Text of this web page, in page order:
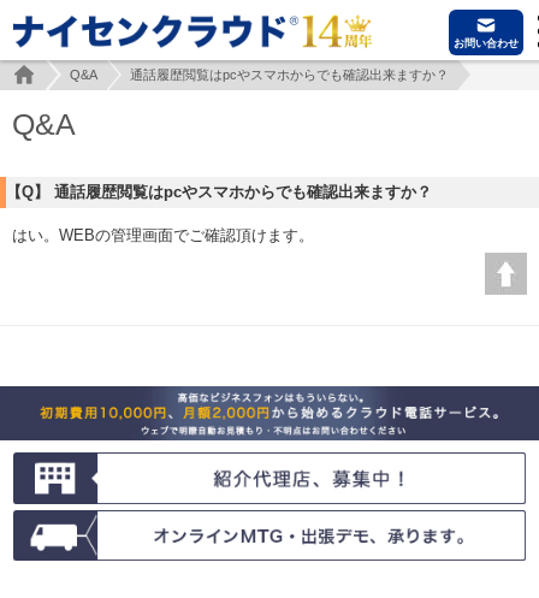
お問い合わせ
Q&A 通話履歴閲覧はpcやスマホからでも確認出来ますか？
Q&A
【Q】 通話履歴閲覧はpcやスマホからでも確認出来ますか？
はい。WEBの管理画面でご確認頂けます。